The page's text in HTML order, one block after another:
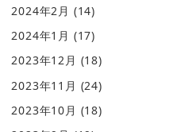
2024年2月 (14)
2024年1月 (17)
2023年12月 (18)
2023年11月 (24)
2023年10月 (18)